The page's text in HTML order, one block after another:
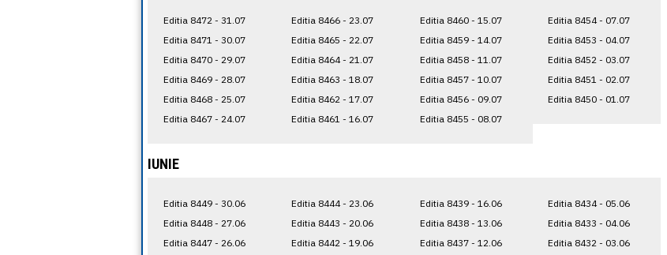
Editia 8472 - 31.07
Editia 8471 - 30.07
Editia 8470 - 29.07
Editia 8469 - 28.07
Editia 8468 - 25.07
Editia 8467 - 24.07
Editia 8466 - 23.07
Editia 8465 - 22.07
Editia 8464 - 21.07
Editia 8463 - 18.07
Editia 8462 - 17.07
Editia 8461 - 16.07
Editia 8460 - 15.07
Editia 8459 - 14.07
Editia 8458 - 11.07
Editia 8457 - 10.07
Editia 8456 - 09.07
Editia 8455 - 08.07
Editia 8454 - 07.07
Editia 8453 - 04.07
Editia 8452 - 03.07
Editia 8451 - 02.07
Editia 8450 - 01.07
IUNIE
Editia 8449 - 30.06
Editia 8448 - 27.06
Editia 8447 - 26.06
Editia 8444 - 23.06
Editia 8443 - 20.06
Editia 8442 - 19.06
Editia 8439 - 16.06
Editia 8438 - 13.06
Editia 8437 - 12.06
Editia 8434 - 05.06
Editia 8433 - 04.06
Editia 8432 - 03.06